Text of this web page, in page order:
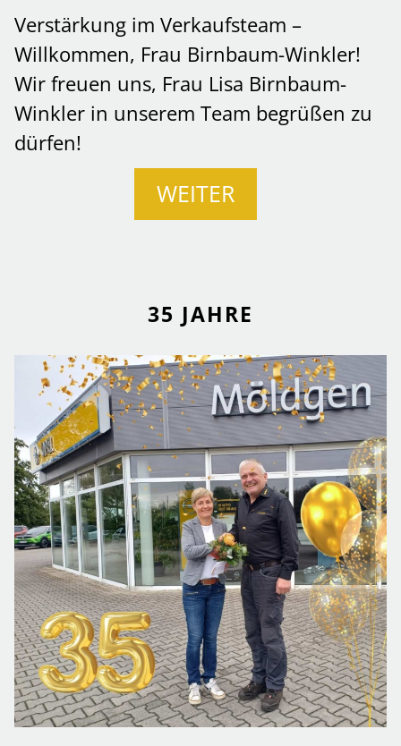
Verstärkung im Verkaufsteam –
Willkommen, Frau Birnbaum-Winkler!
Wir freuen uns, Frau Lisa Birnbaum-
Winkler in unserem Team begrüßen zu
dürfen!
WEITER
35 JAHRE